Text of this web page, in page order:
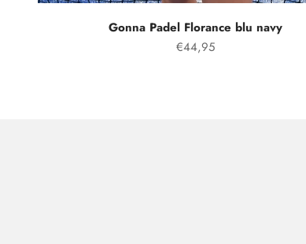
Gonna Padel Florance blu navy
Prezzo speciale
€44,95